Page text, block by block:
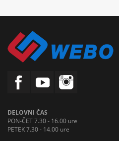
DELOVNI ČAS
PON-ČET 7.30 - 16.00 ure
PETEK 7.30 - 14.00 ure